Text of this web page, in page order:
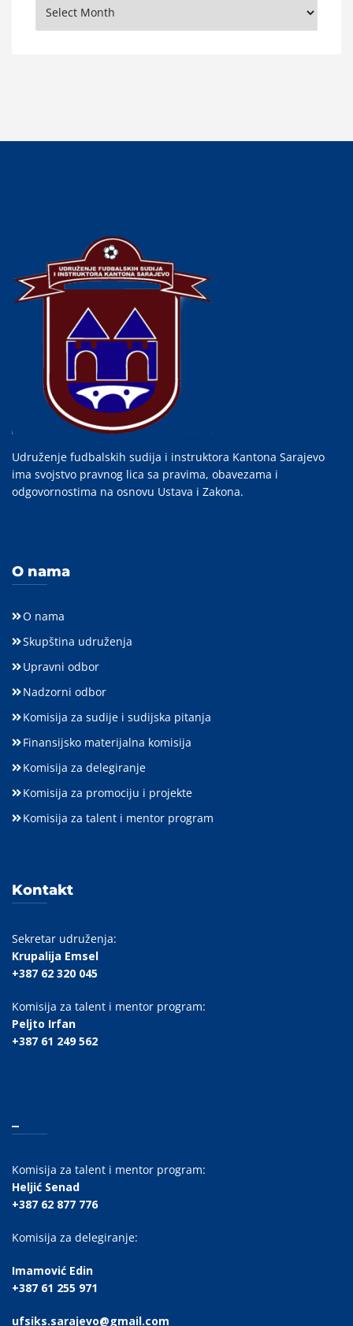
Udruženje fudbalskih sudija i instruktora Kantona Sarajevo
ima svojstvo pravnog lica sa pravima, obavezama i
odgovornostima na osnovu Ustava i Zakona.
O nama
O nama
Skupština udruženja
Upravni odbor
Nadzorni odbor
Komisija za sudije i sudijska pitanja
Finansijsko materijalna komisija
Komisija za delegiranje
Komisija za promociju i projekte
Komisija za talent i mentor program
Kontakt
Sekretar udruženja:
Krupalija Emsel
+387 62 320 045
Komisija za talent i mentor program:
Peljto Irfan
+387 61 249 562
Komisija za talent i mentor program:
Heljić Senad
+387 62 877 776
Komisija za delegiranje:
Imamović Edin
+387 61 255 971
ufsiks.sarajevo@gmail.com